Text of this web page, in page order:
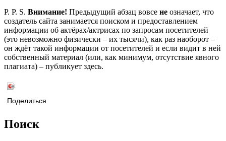
P. P. S. Внимание! Предыдущий абзац вовсе не означает, что
создатель сайта занимается поиском и предоставлением
информации об актёрах/актрисах по запросам посетителей
(это невозможно физически – их тысячи), как раз наоборот –
он ждёт такой информации от посетителей и если видит в ней
собственный материал (или, как минимум, отсутствие явного
плагиата) – публикует здесь.
Поделиться
Поиск